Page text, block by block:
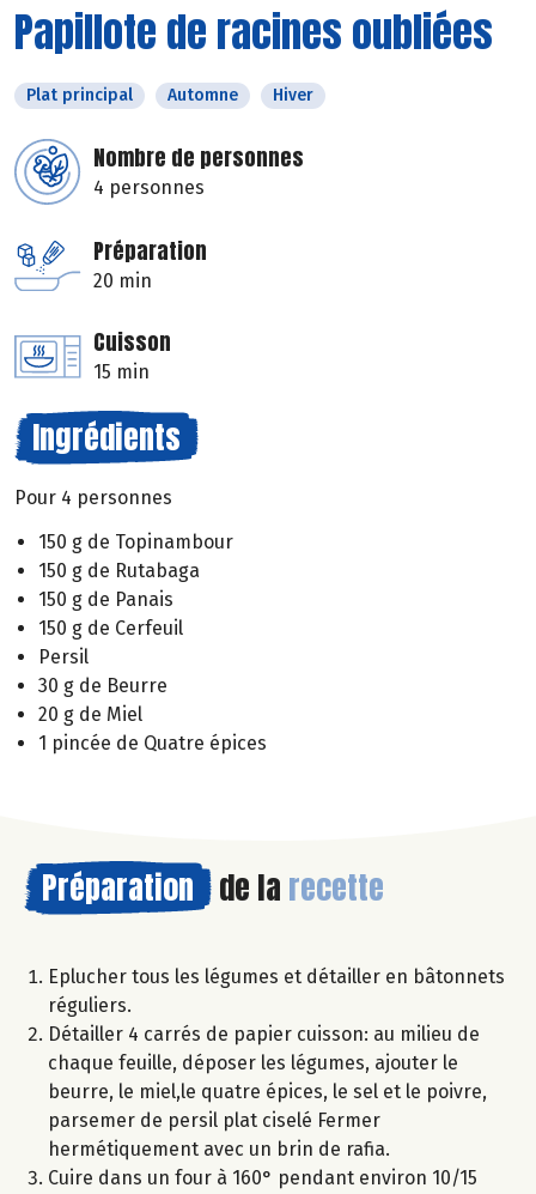
Papillote de racines oubliées
Plat principal Automne Hiver
Nombre de personnes
4 personnes
Préparation
20 min
Cuisson
15 min
Ingrédients
Pour 4 personnes
150 g de Topinambour
150 g de Rutabaga
150 g de Panais
150 g de Cerfeuil
Persil
30 g de Beurre
20 g de Miel
1 pincée de Quatre épices
Préparation de la recette
Eplucher tous les légumes et détailler en bâtonnets
réguliers.
Détailler 4 carrés de papier cuisson: au milieu de
chaque feuille, déposer les légumes, ajouter le
beurre, le miel,le quatre épices, le sel et le poivre,
parsemer de persil plat ciselé Fermer
hermétiquement avec un brin de rafia.
Cuire dans un four à 160° pendant environ 10/15